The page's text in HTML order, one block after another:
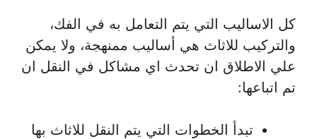
كل الاساليب التي يتم التعامل به في الفك،
والتركيب للاثاث هي أساليب ممنهجة، ولا يمكن
علي الاطلاق ان تحدث اي مشاكل في النقل ان
تم اتباعها:
تبدأ الخطوات التي يتم النقل للاثاث بها